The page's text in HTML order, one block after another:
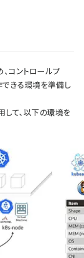
コントロールプ
きる環境を準備し
て、以下の環境を